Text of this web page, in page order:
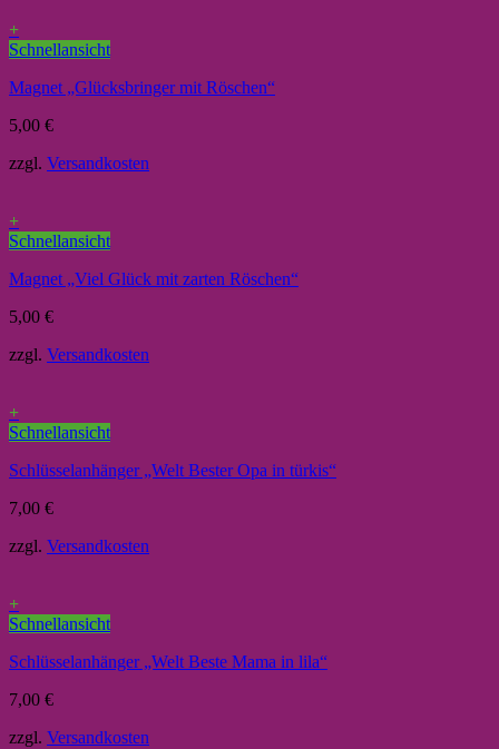
+
Schnellansicht
Magnet „Glücksbringer mit Röschen“
5,00 €
zzgl. Versandkosten
+
Schnellansicht
Magnet „Viel Glück mit zarten Röschen“
5,00 €
zzgl. Versandkosten
+
Schnellansicht
Schlüsselanhänger „Welt Bester Opa in türkis“
7,00 €
zzgl. Versandkosten
+
Schnellansicht
Schlüsselanhänger „Welt Beste Mama in lila“
7,00 €
zzgl. Versandkosten